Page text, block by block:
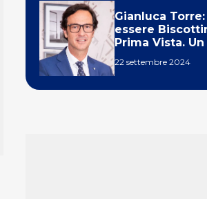
Gianluca Torre:
essere
Prima Vista.
22 settembre 2024